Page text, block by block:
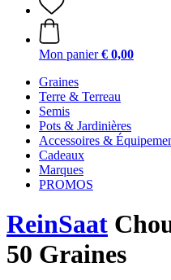
Mon panier € 0,00
Graines
Terre & Terreau
Semis
Pots & Jardinières
Accessoires &
Cadeaux
Marques
PROMOS
ReinSaat
50 Graines